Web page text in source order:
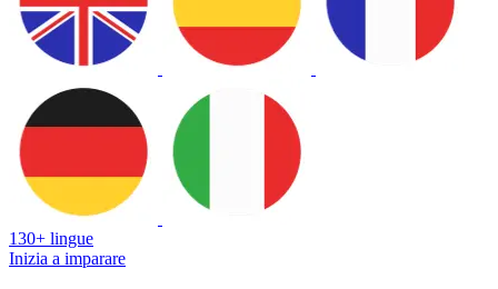
130+ lingue
Inizia a imparare